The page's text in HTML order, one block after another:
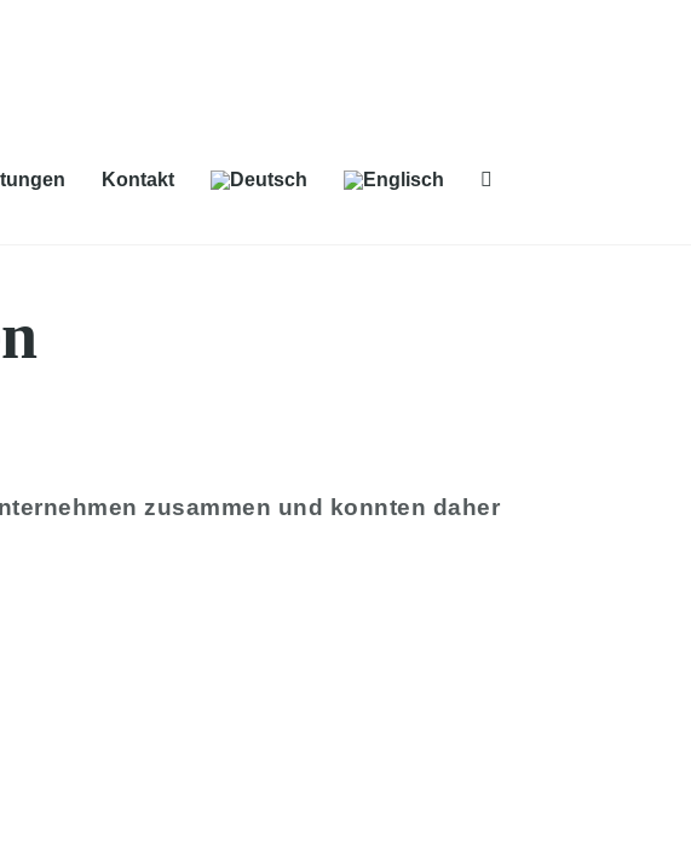
Kontakt
zusammen und konnten daher